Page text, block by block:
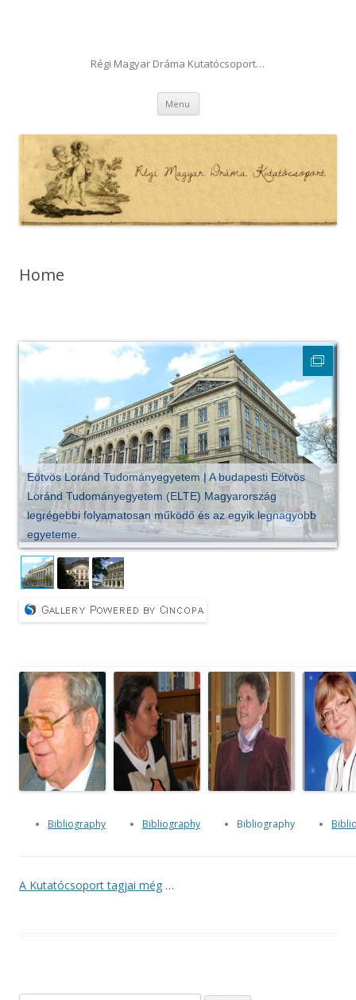
Régi Magyar Dráma Kutatócsoport…
Menu Skip to content
Home
Eötvös Loránd Tudományegyetem | A budapesti Eötvös
Loránd Tudományegyetem (ELTE) Magyarország
legrégebbi folyamatosan működő és az egyik legnagyobb
egyeteme.
Bibliography Bibliography Bibliography
A Kutatócsoport tagjai még …